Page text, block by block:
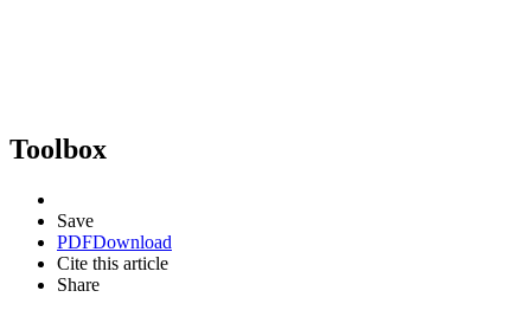
Toolbox
Save
PDFDownload
Cite this article
Share